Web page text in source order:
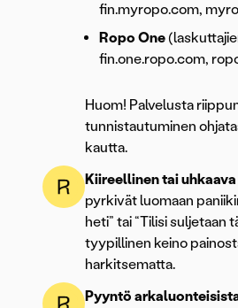
fin.myropo.com,
Ropo One
fin.one.ropo.com,
Huom! Palvelusta
tunnistautuminen
kautta.
Kiireellinen tai
pyrkivät luomaan
heti” tai “Tilisi suljetaan
tyypillinen keino
harkitsematta.
Pyyntö